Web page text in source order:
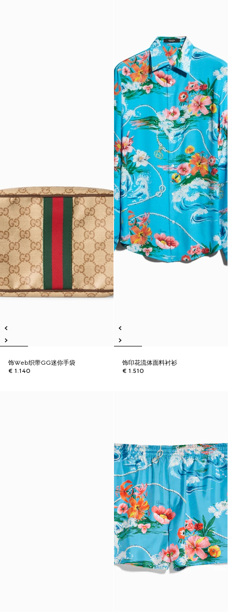
饰Web织带GG迷你手袋
€ 1.140
饰印花流体面料衬衫
€ 1.510